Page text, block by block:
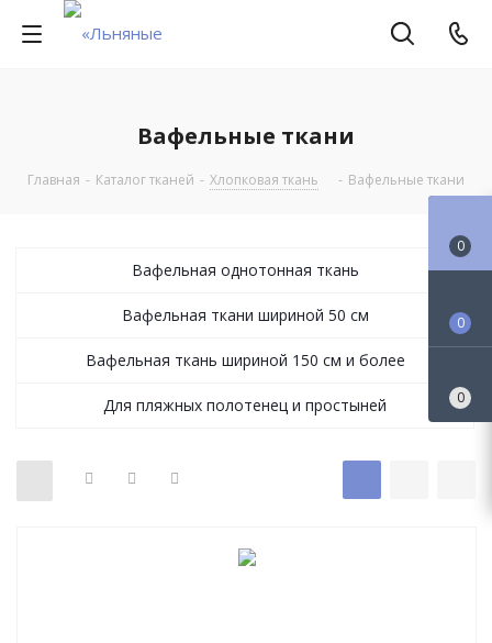
Вафельные ткани
Главная - Каталог тканей - Хлопковая ткань - Вафельные ткани
Вафельная однотонная ткань
Вафельная ткани шириной 50 см
Вафельная ткань шириной 150 см и более
Для пляжных полотенец и простыней
0
0
0